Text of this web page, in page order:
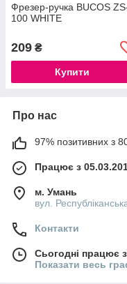
Фрезер-ручка BUCOS
100 WHITE
209 ₴
Купити
Про нас
97% позитивних з 80
Працює з
м. Умань
вул.
Контакти
Сьогодні працює
Показати весь